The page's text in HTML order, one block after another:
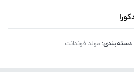
دسته‌بندی: مولد فوندانت